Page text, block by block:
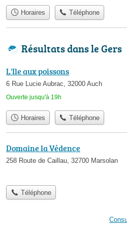
Horaires Téléphone
Résultats dans le Gers
L'Ile aux poissons
6 Rue Lucie Aubrac, 32000 Auch
Ouverte jusqu'à 19h
Horaires Téléphone
Domaine la Védence
258 Route de Caillau, 32700 Marsolan
Téléphone